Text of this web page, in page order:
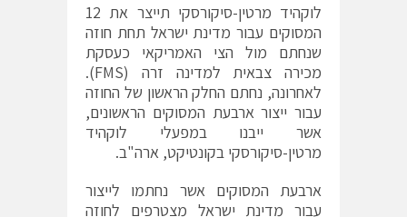
לוקהיד מרטין-סיקורסקי תייצר את 12
המסוקים עבור מדינת ישראל תחת חוזה
שנחתם מול הצי האמריקאי כעסקת
מכירה צבאית למדינה זרה (FMS).
לאחרונה, נחתם החלק הראשון של החוזה
עבור ייצור ארבעת המסוקים הראשונים,
אשר ייבנו במפעלי לוקהיד
מרטין-סיקורסקי בקונטיקט, ארה"ב.
ארבעת המסוקים אשר נחתמו לייצור
עבור מדינת ישראל מצטרפים לחוזה